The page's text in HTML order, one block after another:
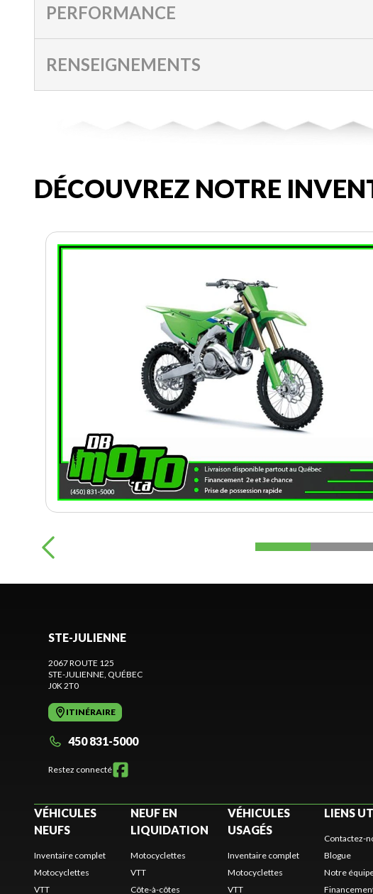
PERFORMANCE
RENSEIGNEMENTS
DÉCOUVREZ NOTRE
STE-JULIENNE
2067 ROUTE 125
STE-JULIENNE, QUÉBEC
J0K 2T0
ITINÉRAIRE
450 831-5000
Restez connecté
VÉHICULES
NEUFS
Inventaire complet
Motocyclettes
VTT
NEUF EN
LIQUIDATION
Motocyclettes
VTT
Côte-à-côtes
VÉHICULES
USAGÉS
Inventaire complet
Motocyclettes
VTT
LIENS
Contactez-
Blogue
Notre